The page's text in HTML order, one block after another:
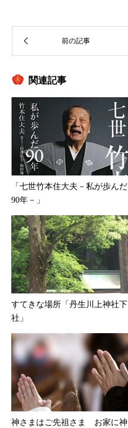
関連記事
「七世竹本住大夫－私が歩んだ
90年－」
すてきな場所「丹生川上神社下
社」
神さまはご先祖さま お家に神